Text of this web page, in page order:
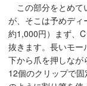
この部分をとめて
が、そこは予めデ
約1,000円）まず、
抜きます。長いモー
下から爪を押しな
12個のクリップで